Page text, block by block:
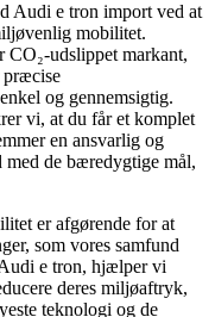
Audi e tron import ved at
mobilitet.
CO₂-udslippet markant,
præcise
og gennemsigtig.
vi, at du får et komplet
en ansvarlig og
med de bæredygtige mål,
er afgørende for at
som vores samfund
e tron, hjælper vi
deres miljøaftryk,
teknologi og de